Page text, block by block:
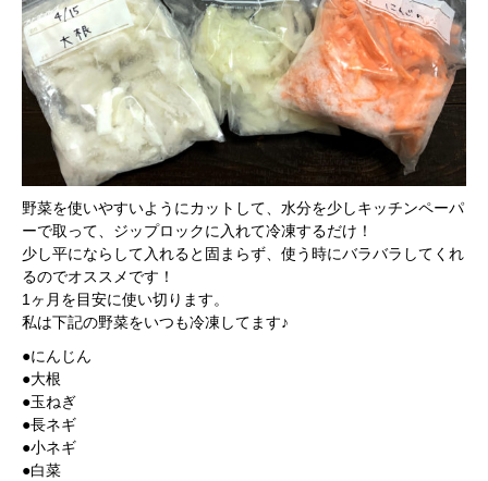
野菜を使いやすいようにカットして、水分を少しキッチンペーパ
ーで取って、ジップロックに入れて冷凍するだけ！
少し平にならして入れると固まらず、使う時にバラバラしてくれ
るのでオススメです！
1ヶ月を目安に使い切ります。
私は下記の野菜をいつも冷凍してます♪
●にんじん
●大根
●玉ねぎ
●長ネギ
●小ネギ
●白菜